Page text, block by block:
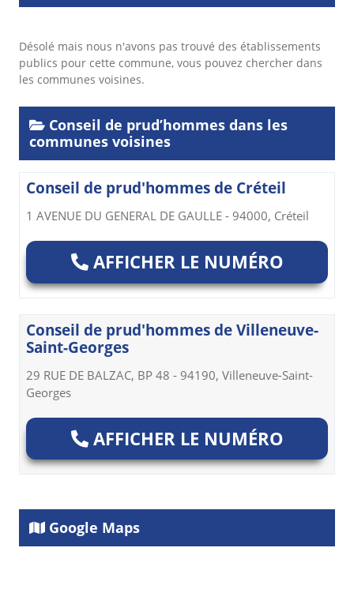
Désolé mais nous n'avons pas trouvé des établissements
publics pour cette commune, vous pouvez chercher dans
les communes voisines.
Conseil de prud’hommes dans les
communes voisines
Conseil de prud'hommes de Créteil
1 AVENUE DU GENERAL DE GAULLE - 94000, Créteil
AFFICHER LE NUMÉRO
Conseil de prud'hommes de Villeneuve-
Saint-Georges
29 RUE DE BALZAC, BP 48 - 94190, Villeneuve-Saint-
Georges
AFFICHER LE NUMÉRO
Google Maps